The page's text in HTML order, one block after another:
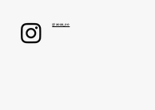
@ aoaa_oo